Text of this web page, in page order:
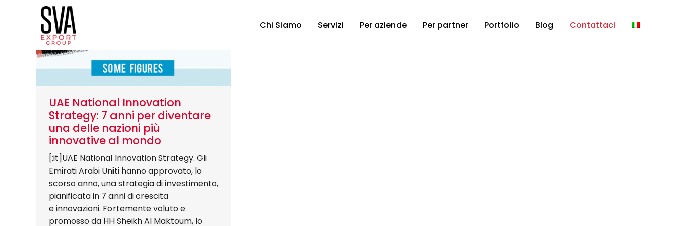
Chi Siamo Servizi Per aziende Per partner Portfolio Blog Contattaci
UAE National Innovation
Strategy: 7 anni per diventare
una delle nazioni più
innovative al mondo
[:it]UAE National Innovation Strategy. Gli
Emirati Arabi Uniti hanno approvato, lo
scorso anno, una strategia di investimento,
pianificata in 7 anni di crescita
e innovazioni. Fortemente voluto e
promosso da HH Sheikh Al Maktoum, lo